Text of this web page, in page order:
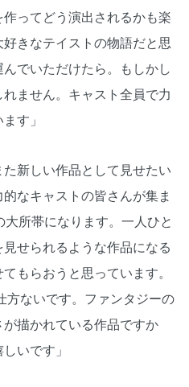
ってどう演出されるかも楽
きなテイストの物語だと思
でいただけたら。もしかし
ません。キャスト全員で力
す」
新しい作品として見せたい
なキャストの皆さんが集ま
所帯になります。一人ひと
せられるような作品になる
もらおうと思っています。
方ないです。ファンタジーの
描かれている作品ですか
いです」